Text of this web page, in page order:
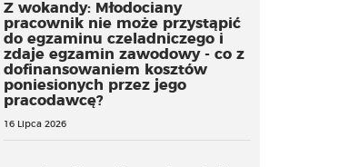
Z wokandy: Młodociany
pracownik nie może przystąpić
do egzaminu czeladniczego i
zdaje egzamin zawodowy - co z
dofinansowaniem kosztów
poniesionych przez jego
pracodawcę?
16 Lipca 2026